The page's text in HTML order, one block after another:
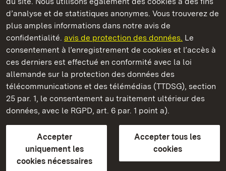
d’analyse et de statistiques anonymes. Vous trouverez de
plus amples informations dans notre avis de
confidentialité. avis de protection des données. Le
consentement à l’enregistrement de cookies et l’accès à
ces derniers est effectué en conformité avec la loi
allemande sur la protection des données des
télécommunications et des télémédias (TTDSG), section
25 par. 1, le consentement au traitement ultérieur des
données, avec le RGPD, art. 6 par. 1 point a).
Accepter
uniquement les
cookies nécessaires
Accepter tous les
cookies
Château résidentiel de Ludwigsburg
Châteaux et jardins publics du Bade-Wurtemberg
Contact et informationsFAQ et réponsesMentions légales
Protection des données
Explications sur l’accessibilité
BITV-konform (geprüfte Seiten)
plus loin
Accueil